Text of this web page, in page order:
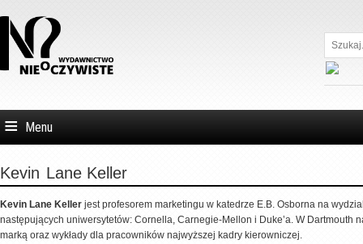
Szukaj...
Menu
Kevin Lane Keller
Kevin Lane Keller jest profesorem marketingu w katedrze E.B. Osborna na
następujących uniwersytetów: Cornella, Carnegie-Mellon i Duke’a. W
marką oraz wykłady dla pracowników najwyższej kadry kierowniczej.